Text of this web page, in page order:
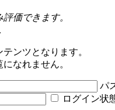
価できます。
ンツとなります。
なれません。
パ
ログイン状